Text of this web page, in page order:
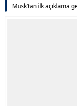
Musk’tan ilk açıklama